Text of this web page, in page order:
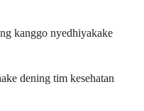
kanggo nyedhiyakake
dening tim kesehatan